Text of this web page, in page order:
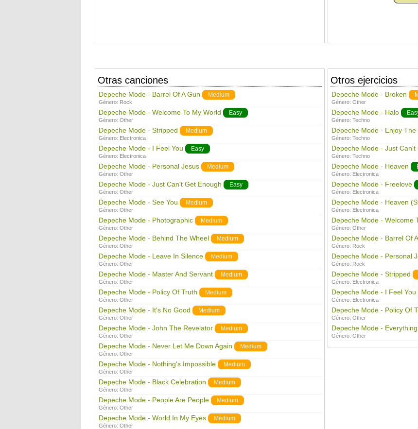
Otras canciones
Depeche Mode - Barrel Of A Gun Medium
Género: Rock
Depeche Mode - Welcome To My World Easy
Género: Other
Depeche Mode - Stripped Medium
Género: Electronica
Depeche Mode - I Feel You Easy
Género: Electronica
Depeche Mode - Personal Jesus Medium
Género: Other
Depeche Mode - Just Can't Get Enough Easy
Género: Other
Depeche Mode - See You Medium
Género: Other
Depeche Mode - Photographic Medium
Género: Other
Depeche Mode - Behind The Wheel Medium
Género: Other
Depeche Mode - Leave In Silence Medium
Género: Other
Depeche Mode - Master And Servant Medium
Género: Other
Depeche Mode - Policy Of Truth Medium
Género: Other
Depeche Mode - It's No Good Medium
Género: Other
Depeche Mode - John The Revelator Medium
Género: Other
Depeche Mode - Never Let Me Down Again Medium
Género: Other
Depeche Mode - Nothing's Impossible Medium
Género: Other
Depeche Mode - Black Celebration Medium
Género: Other
Depeche Mode - People Are People Medium
Género: Other
Depeche Mode - World In My Eyes Medium
Género: Other
Otros ejercicios
Depeche Mode - Broken
Género: Other
Depeche Mode - Halo
Género: Techno
Depeche Mode - Enjoy The
Género: Techno
Depeche Mode - Just Can't
Género: Techno
Depeche Mode - Heaven
Género: Electronica
Depeche Mode - Freelove
Género: Electronica
Depeche Mode - Heaven
Género: Electronica
Depeche Mode - Welcome
Género: Other
Depeche Mode - Barrel Of
Género: Rock
Depeche Mode - Personal
Género: Rock
Depeche Mode - Stripped
Género: Electronica
Depeche Mode - I Feel You
Género: Electronica
Depeche Mode - Policy Of
Género: Other
Depeche Mode -
Género: Other